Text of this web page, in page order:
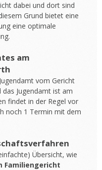
dabei und dort sind
Grund bietet eine
eine optimale
am
vom Gericht
Jugendamt ist am
findet in der Regel vor
noch 1 Termin mit dem
Übersicht, wie
Familiengericht